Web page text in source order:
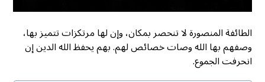
الطائفة المنصورة لا تنحصر بمكان، وإن لها مرتكزات تتميز بها،
وصفهم بها الله وصات خصائص لهم. بهم يحفظ الله الدين إن
انحرفت الجموع.